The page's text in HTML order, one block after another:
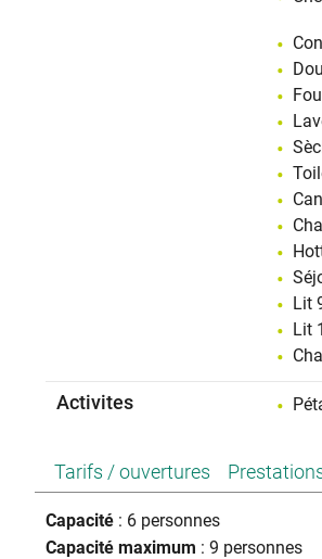
Lit
Lit
Activites
Tarifs / ouvertures
Capacité : 6 personnes
Capacité maximum : 9 personnes